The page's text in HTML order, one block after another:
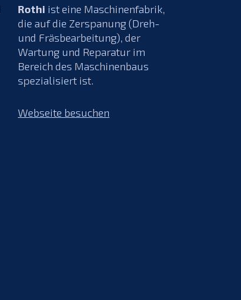
Rothi ist eine Maschinenfabrik,
die auf die Zerspanung (Dreh-
und Fräsbearbeitung), der
Wartung und Reparatur im
Bereich des Maschinenbaus
spezialisiert ist.
Webseite besuchen